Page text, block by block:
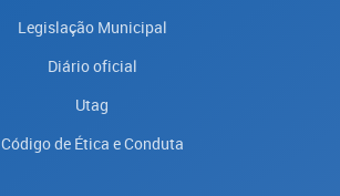
Legislação Municipal
Diário oficial
Utag
Código de Ética e Conduta